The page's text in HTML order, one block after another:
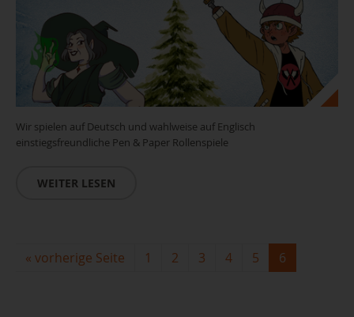
Wir spielen auf Deutsch und wahlweise auf Englisch
einstiegsfreundliche Pen & Paper Rollenspiele
WEITER LESEN
« vorherige Seite 1 2 3 4 5 6